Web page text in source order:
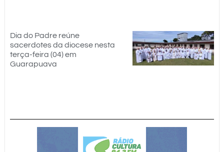
Dia do Padre reúne
sacerdotes da diocese nesta
terça-feira (04) em
Guarapuava